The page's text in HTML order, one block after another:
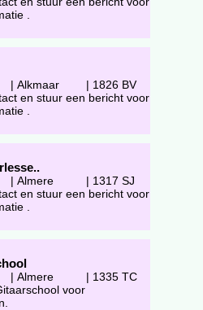
.
| Alkmaar | 1826 BV
en stuur een bericht voor
.
| Almere | 1317 SJ
en stuur een bericht voor
.
| Almere | 1335 TC
voor